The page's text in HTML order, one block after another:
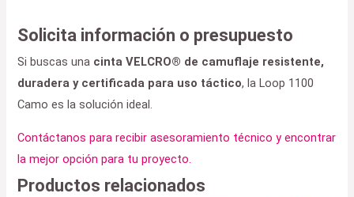
Solicita información o presupuesto
Si buscas una cinta VELCRO® de camuflaje resistente,
duradera y certificada para uso táctico, la Loop 1100
Camo es la solución ideal.
Contáctanos para recibir asesoramiento técnico y encontrar
la mejor opción para tu proyecto.
Productos relacionados